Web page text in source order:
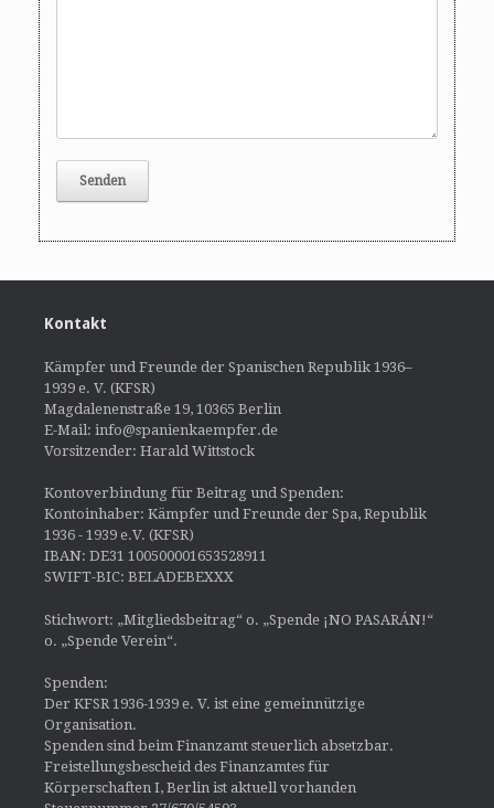
Kontakt
Kämpfer und Freunde der Spanischen Republik 1936–
1939 e. V. (KFSR)
Magdalenenstraße 19, 10365 Berlin
E-Mail: info@spanienkaempfer.de
Vorsitzender: Harald Wittstock
Kontoverbindung für Beitrag und Spenden:
Kontoinhaber: Kämpfer und Freunde der Spa, Republik
1936 - 1939 e.V. (KFSR)
IBAN: DE31 100500001653528911
SWIFT-BIC: BELADEBEXXX
Stichwort: „Mitgliedsbeitrag“ o. „Spende ¡NO PASARÁN!“
o. „Spende Verein“.
Spenden:
Der KFSR 1936-1939 e. V. ist eine gemeinnützige
Organisation.
Spenden sind beim Finanzamt steuerlich absetzbar.
Freistellungsbescheid des Finanzamtes für
Körperschaften I, Berlin ist aktuell vorhanden